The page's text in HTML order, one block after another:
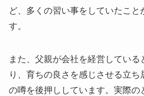
ど、多くの習い事をしていたこと
す。
また、父親が会社を経営している
り、育ちの良さを感じさせる立ち
の噂を後押ししています。実際の